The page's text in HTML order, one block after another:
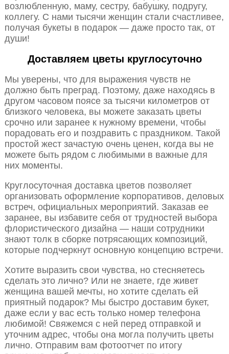
возлюбленную, маму, сестру, бабушку, подругу,
коллегу. С нами тысячи женщин стали счастливее,
получая букеты в подарок — даже просто так, от
души!
Доставляем цветы круглосуточно
Мы уверены, что для выражения чувств не
должно быть преград. Поэтому, даже находясь в
другом часовом поясе за тысячи километров от
близкого человека, вы можете заказать цветы
срочно или заранее к нужному времени, чтобы
порадовать его и поздравить с праздником. Такой
простой жест зачастую очень ценен, когда вы не
можете быть рядом с любимыми в важные для
них моменты.
Круглосуточная доставка цветов позволяет
организовать оформление корпоративов, деловых
встреч, официальных мероприятий. Заказав ее
заранее, вы избавите себя от трудностей выбора
флористического дизайна — наши сотрудники
знают толк в сборке потрясающих композиций,
которые подчеркнут основную концепцию встречи.
Хотите выразить свои чувства, но стесняетесь
сделать это лично? Или не знаете, где живет
женщина вашей мечты, но хотите сделать ей
приятный подарок? Мы быстро доставим букет,
даже если у вас есть только номер телефона
любимой! Свяжемся с ней перед отправкой и
уточним адрес, чтобы она могла получить цветы
лично. Отправим вам фотоотчет по итогу